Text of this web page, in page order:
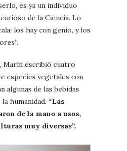
es ya un individuo
de la Ciencia. Lo
los hay con genio, y los
Marín escribió cuatro
especies vegetales con
algunas de las bebidas
humanidad. “Las
de la mano a usos,
muy diversas”.